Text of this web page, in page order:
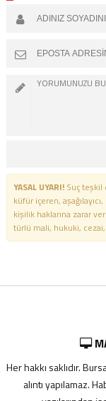
YASAL UYARI!Suç teşkil
küfür içeren,
kişilik haklarına zarar
türlü mali, hukuki,
Her hakkı saklıdır.
alıntı yapılamaz.